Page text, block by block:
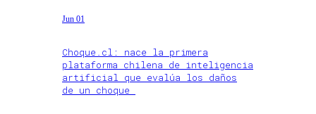
Jun 01
Choque.cl: nace la primera
plataforma chilena de inteligencia
artificial que evalúa los daños
de un choque